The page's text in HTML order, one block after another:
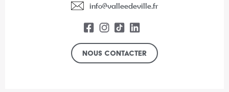
info@valleedeville.fr
Nous contacter